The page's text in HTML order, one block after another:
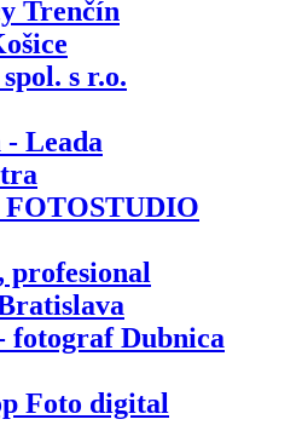
Trenčín
s r.o.
Leada
FOTOSTUDIO
profesional
fotograf Dubnica
Foto digital